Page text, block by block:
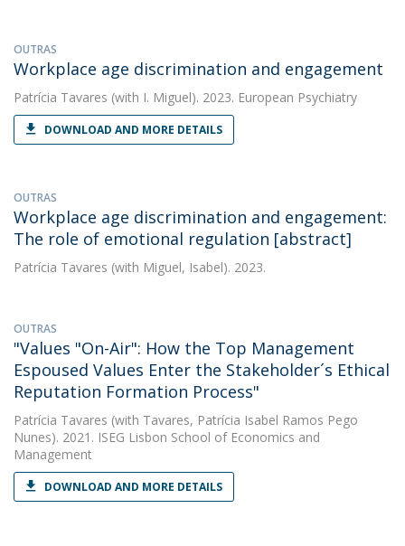
OUTRAS
Workplace age discrimination and engagement
Patrícia Tavares (with I. Miguel). 2023. European Psychiatry
DOWNLOAD AND MORE DETAILS
OUTRAS
Workplace age discrimination and engagement:
The role of emotional regulation [abstract]
Patrícia Tavares (with Miguel, Isabel). 2023.
OUTRAS
"Values "On-Air": How the Top Management
Espoused Values Enter the Stakeholder´s Ethical
Reputation Formation Process"
Patrícia Tavares (with Tavares, Patrícia Isabel Ramos Pego
Nunes). 2021. ISEG Lisbon School of Economics and
Management
DOWNLOAD AND MORE DETAILS